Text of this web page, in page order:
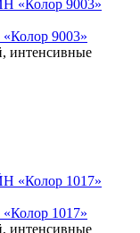
9003»
интенсивные
1017»
интенсивные